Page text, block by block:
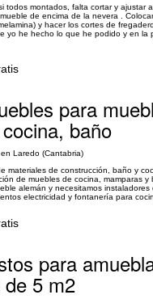
todos montados, falta cortar y ajustar
de encima de la nevera .
y hacer los cortes de
yo he hecho lo que he podido y en la
para
baño
Laredo (Cantabria)
materiales de construcción, baño y
de muebles de cocina, mamparas y
alemán y necesitamos instaladores
electricidad y fontanería para
para
5 m2